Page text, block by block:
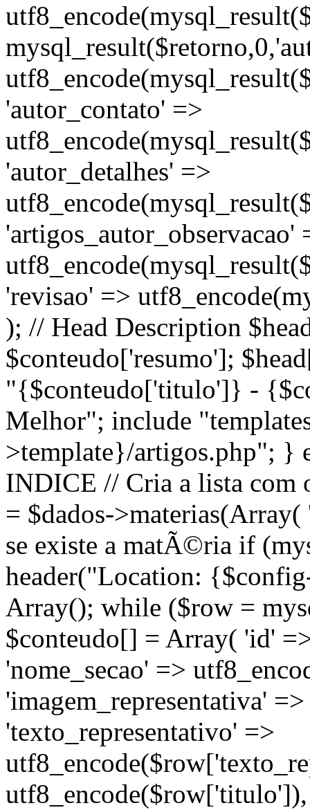
'autor_contato' =>
'autor_detalhes' =>
'artigos_autor_observacao'
'revisao' =>
); // Head Description
$conteudo['resumo'];
"{$conteudo['titulo']} -
Melhor"; include
>template}/artigos.php";
INDICE // Cria a lista com
= $dados-
se existe a matÃ©ria if
header("Location:
Array(); while ($row =
$conteudo[] = Array( 'id'
'nome_secao' =>
'imagem_representativa'
'texto_representativo' =>